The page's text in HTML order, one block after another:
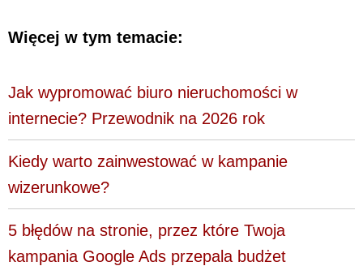
Więcej w tym temacie:
Jak wypromować biuro nieruchomości w
internecie? Przewodnik na 2026 rok
Kiedy warto zainwestować w kampanie
wizerunkowe?
5 błędów na stronie, przez które Twoja
kampania Google Ads przepala budżet